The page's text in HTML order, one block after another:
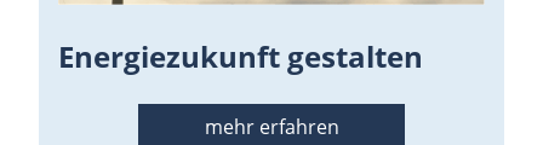
Energiezukunft gestalten
mehr erfahren